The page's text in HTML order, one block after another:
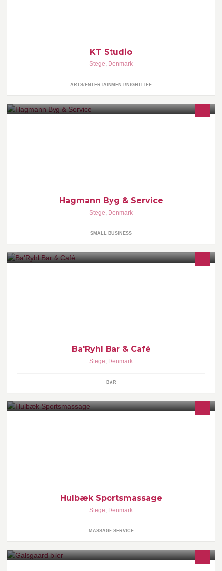
KT Studio
Stege, Denmark
ARTS/ENTERTAINMENT/NIGHTLIFE
Hagmann Byg & Service
Stege, Denmark
SMALL BUSINESS
Ba'Ryhl Bar & Café
Stege, Denmark
BAR
Hulbæk Sportsmassage
Stege, Denmark
MASSAGE SERVICE